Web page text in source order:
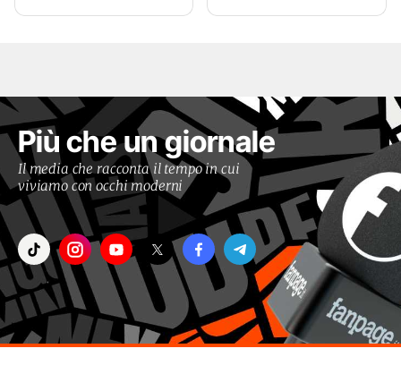
Più che un giornale
Il media che racconta il tempo in cui
viviamo con occhi moderni